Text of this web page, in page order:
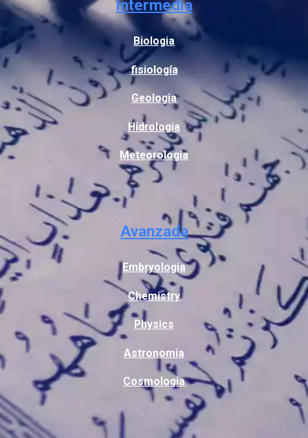
Intermedia
Biologia
fisiología
Geologia
Hidrologia
Meteorologia
Avanzada
Embryologia
Chemistry
Physics
Astronomia
Cosmologia